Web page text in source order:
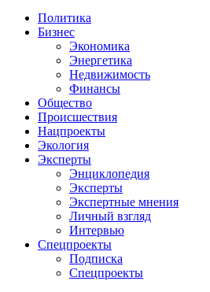
Политика
Бизнес
Экономика
Энергетика
Недвижимость
Финансы
Общество
Происшествия
Нацпроекты
Экология
Эксперты
Энциклопедия
Эксперты
Экспертные мнения
Личный взгляд
Интервью
Спецпроекты
Подписка
Спецпроекты